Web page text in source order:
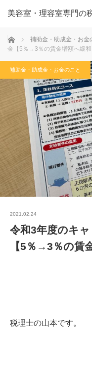
美容室・理容室専門の
ホーム 補助金・助成金・お金
金【5％→3％の賃金増額へ緩和
補助金・助成金・お金のこと
2021.02.24
令和3年度のキ
【5％→3％の賃
税理士の山本です。